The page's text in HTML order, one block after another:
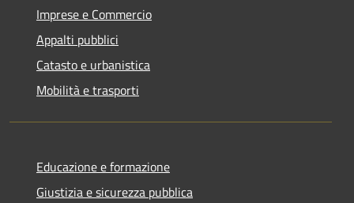
Imprese e Commercio
Appalti pubblici
Catasto e urbanistica
Mobilità e trasporti
Educazione e formazione
Giustizia e sicurezza pubblica